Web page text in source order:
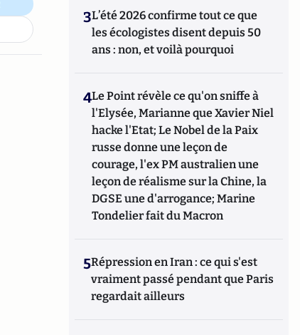
3L’été 2026 confirme tout ce que
les écologistes disent depuis 50
ans : non, et voilà pourquoi
4Le Point révèle ce qu'on sniffe à
l'Elysée, Marianne que Xavier Niel
hacke l'Etat; Le Nobel de la Paix
russe donne une leçon de
courage, l'ex PM australien une
leçon de réalisme sur la Chine, la
DGSE une d'arrogance; Marine
Tondelier fait du Macron
5Répression en Iran : ce qui s'est
vraiment passé pendant que Paris
regardait ailleurs